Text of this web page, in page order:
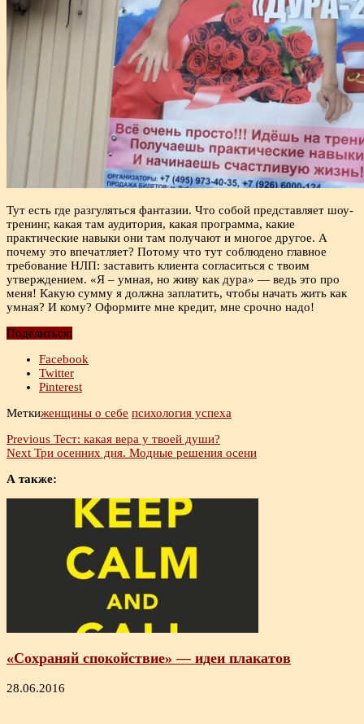
Тут есть где разгуляться фантазии. Что собой представляет шоу-
тренинг, какая там аудитория, какая программа, какие
практические навыки они там получают и многое другое. А
почему это впечатляет? Потому что тут соблюдено главное
требование НЛП: заставить клиента согласиться с твоим
утверждением. «Я – умная, но живу как дура» — ведь это про
меня! Какую сумму я должна заплатить, чтобы начать жить как
умная? И кому? Оформите мне кредит, мне срочно надо!
Поделиться:
Facebook
Twitter
Pinterest
Меткиженщины о себе психология успеха
Previous Тест: какая вера у твоей души?
Next Три осенних дня. Модные решения осени
А также:
«Сохраняй спокойствие» — идеи плакатов
28.06.2016